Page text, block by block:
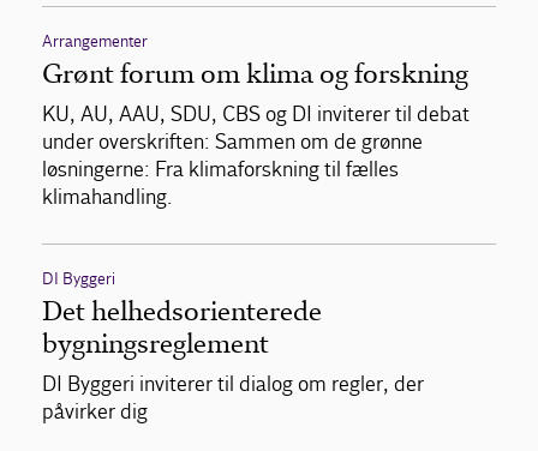
Arrangementer
Grønt forum om klima og forskning
KU, AU, AAU, SDU, CBS og DI inviterer til debat
under overskriften: Sammen om de grønne
løsningerne: Fra klimaforskning til fælles
klimahandling.
DI Byggeri
Det helhedsorienterede
bygningsreglement
DI Byggeri inviterer til dialog om regler, der
påvirker dig